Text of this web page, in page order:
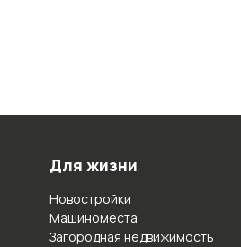
Для жизни
Новостройки
Машиноместа
Загородная недвижимость